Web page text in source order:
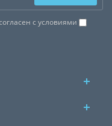
с условиями